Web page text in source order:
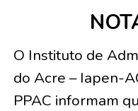
O Instituto de
do Acre – Iapen-
PPAC informam